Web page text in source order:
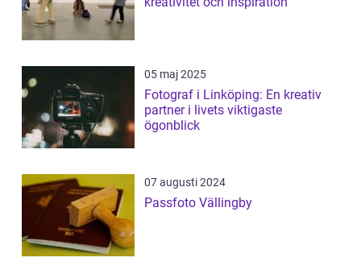
05 maj 2025
Fotograf i Linköping: En kreativ
partner i livets viktigaste
ögonblick
07 augusti 2024
Passfoto Vällingby